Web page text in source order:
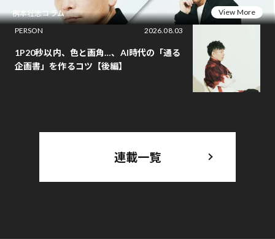
桝本壮志コラム
View More
PERSON
2026.08.03
1P20秒以内、色と画角…、AI時代の「通る
企画書」を作るコツ【後編】
連載一覧